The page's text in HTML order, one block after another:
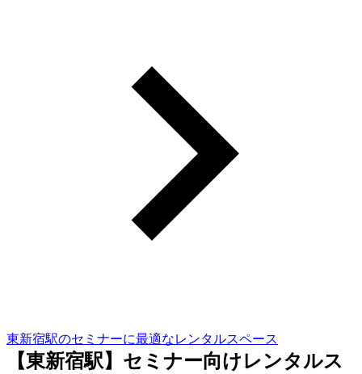
東新宿駅のセミナーに最適なレンタルスペース
【東新宿駅】セミナー向けレンタルス